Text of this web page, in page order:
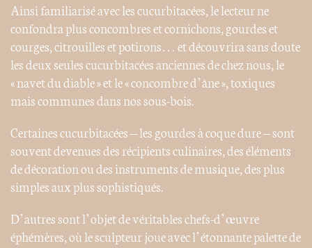
Ainsi familiarisé avec les cucurbitacées, le lecteur ne
confondra plus concombres et cornichons, gourdes et
courges, citrouilles et potirons… et découvrira sans doute
les deux seules cucurbitacées anciennes de chez nous, le
« navet du diable » et le « concombre d’âne », toxiques
mais communes dans nos sous-bois.
Certaines cucurbitacées – les gourdes à coque dure – sont
souvent devenues des récipients culinaires, des éléments
de décoration ou des instruments de musique, des plus
simples aux plus sophistiqués.
D’autres sont l’objet de véritables chefs-d’œuvre
éphémères, où le sculpteur joue avec l’étonnante palette de